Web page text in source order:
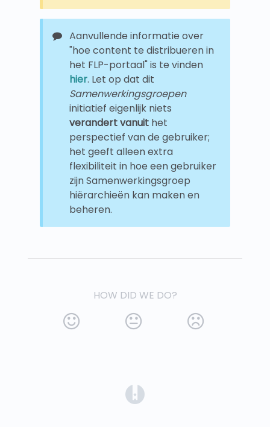
Aanvullende informatie over
"hoe content te distribueren in
het FLP-portaal" is te vinden
hier. Let op dat dit
Samenwerkingsgroepen
initiatief eigenlijk niets
verandert vanuit het
perspectief van de gebruiker;
het geeft alleen extra
flexibiliteit in hoe een gebruiker
zijn Samenwerkingsgroep
hiërarchieën kan maken en
beheren.
HOW DID WE DO?